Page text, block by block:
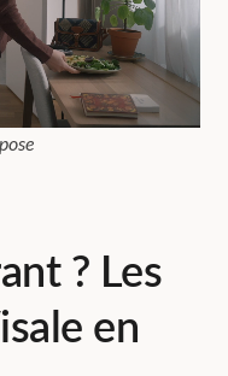
? Les
en